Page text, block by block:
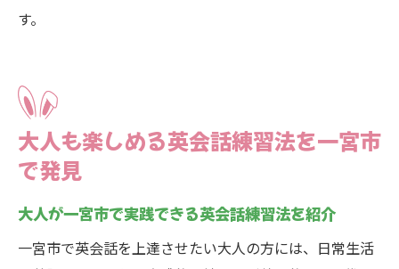
す。
大人も楽しめる英会話練習法を一宮市
で発見
大人が一宮市で実践できる英会話練習法を紹介
一宮市で英会話を上達させたい大人の方には、日常生活